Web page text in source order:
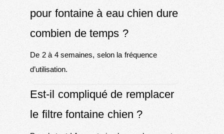
pour fontaine à eau chien dure
combien de temps ?
De 2 à 4 semaines, selon la fréquence
d’utilisation.
Est-il compliqué de remplacer
le filtre fontaine chien ?